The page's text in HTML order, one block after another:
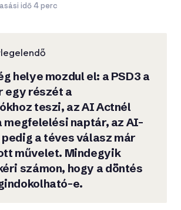
idő 4 perc
helye mozdul el: a PSD3 a
egy részét a
teszi, az AI Actnél
megfelelési naptár, az AI-
a téves válasz már
művelet. Mindegyik
számon, hogy a döntés
e.